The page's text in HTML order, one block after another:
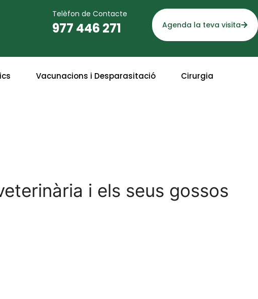
Telèfon de Contacte
977 446 271 Agenda la teva visita
Vacunacions i Desparasitació Cirurgia
i els seus gossos